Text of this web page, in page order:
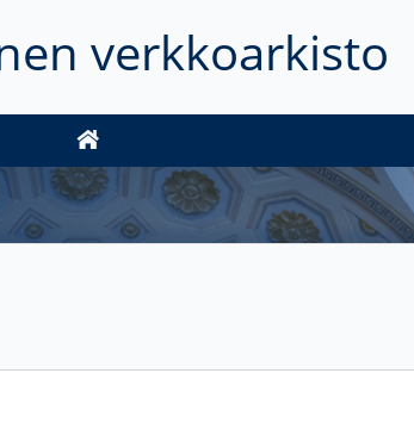
verkkoarkisto